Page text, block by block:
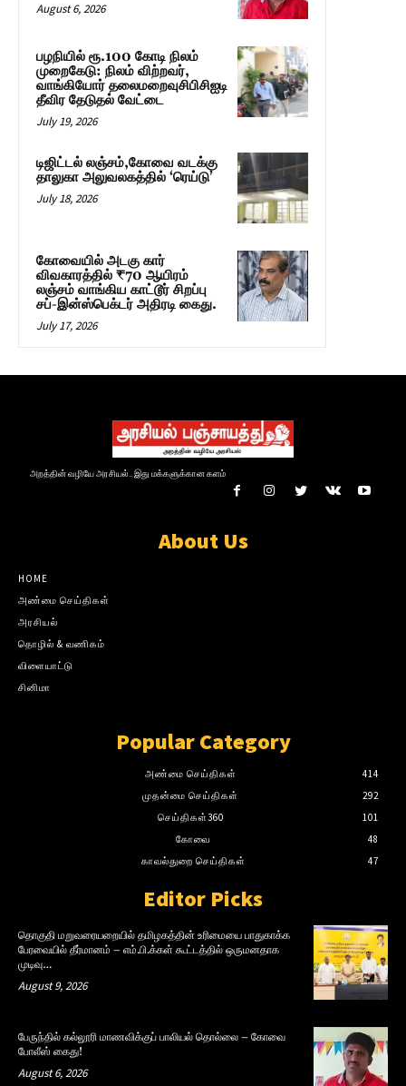
August 6, 2026
பழநியில் ரூ.100 கோடி நிலம்
முறைகேடு: நிலம் விற்றவர்,
வாங்கியோர் தலைமறைவுசிபிசிஐடி
தீவிர தேடுதல் வேட்டை
July 19, 2026
டிஜிட்டல் லஞ்சம்,கோவை வடக்கு
தாலுகா அலுவலகத்தில் ‘ரெய்டு’
July 18, 2026
கோவையில் அடகு கார்
விவகாரத்தில் ₹70 ஆயிரம்
லஞ்சம் வாங்கிய காட்டூர் சிறப்பு
சப்-இன்ஸ்பெக்டர் அதிரடி கைது.
July 17, 2026
அறத்தின் வழியே அரசியல்.. இது மக்களுக்கான களம்
About Us
HOME
அண்மை செய்திகள்
அரசியல்
தொழில் & வணிகம்
விளையாட்டு
சினிமா
Popular Category
அண்மை செய்திகள்
414
முதன்மை செய்திகள்
292
செய்திகள்360
101
கோவை
48
காவல்துறை செய்திகள்
47
Editor Picks
தொகுதி மறுவரையறையில் தமிழகத்தின் உரிமையை பாதுகாக்க
பேரவையில் தீர்மானம் – எம்.பி.க்கள் கூட்டத்தில் ஒருமனதாக
முடிவு…
August 9, 2026
பேருந்தில் கல்லூரி மாணவிக்குப் பாலியல் தொல்லை – கோவை
போலீஸ் கைது!
August 6, 2026